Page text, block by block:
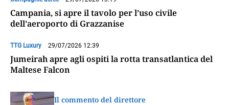
Campania, si apre il tavolo per l’uso civile
dell’aeroporto di Grazzanise
TTG Luxury 29/07/2026 12:39
Jumeirah apre agli ospiti la rotta transatlantica del
Maltese Falcon
Il commento del direttore